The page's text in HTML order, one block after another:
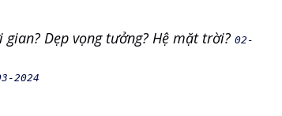
Dẹp vọng tưởng? Hệ mặt trời? 02-
2024